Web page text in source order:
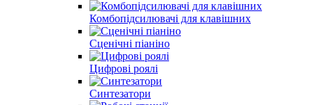
Комбопідсилювачі для клавішних
Сценічні піаніно
Цифрові роялі
Синтезатори